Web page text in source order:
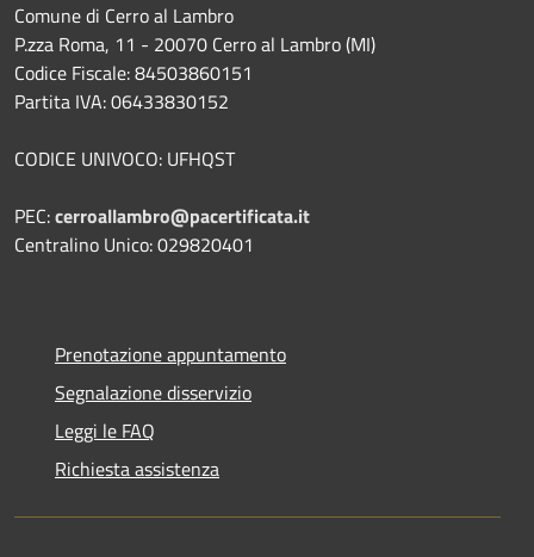
Comune di Cerro al Lambro
P.zza Roma, 11 - 20070 Cerro al Lambro (MI)
Codice Fiscale: 84503860151
Partita IVA: 06433830152
CODICE UNIVOCO: UFHQST
PEC:cerroallambro@pacertificata.it
Centralino Unico: 029820401
Prenotazione appuntamento
Segnalazione disservizio
Leggi le FAQ
Richiesta assistenza